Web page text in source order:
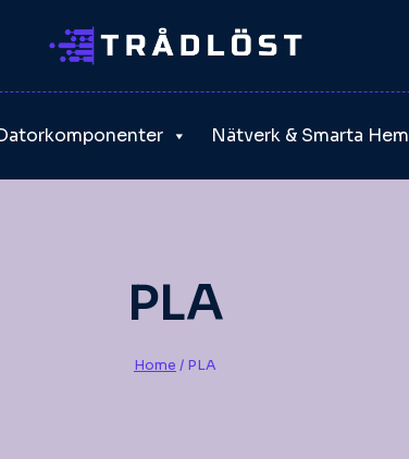
Nätverk & Smarta Hem
PLA
Home / PLA